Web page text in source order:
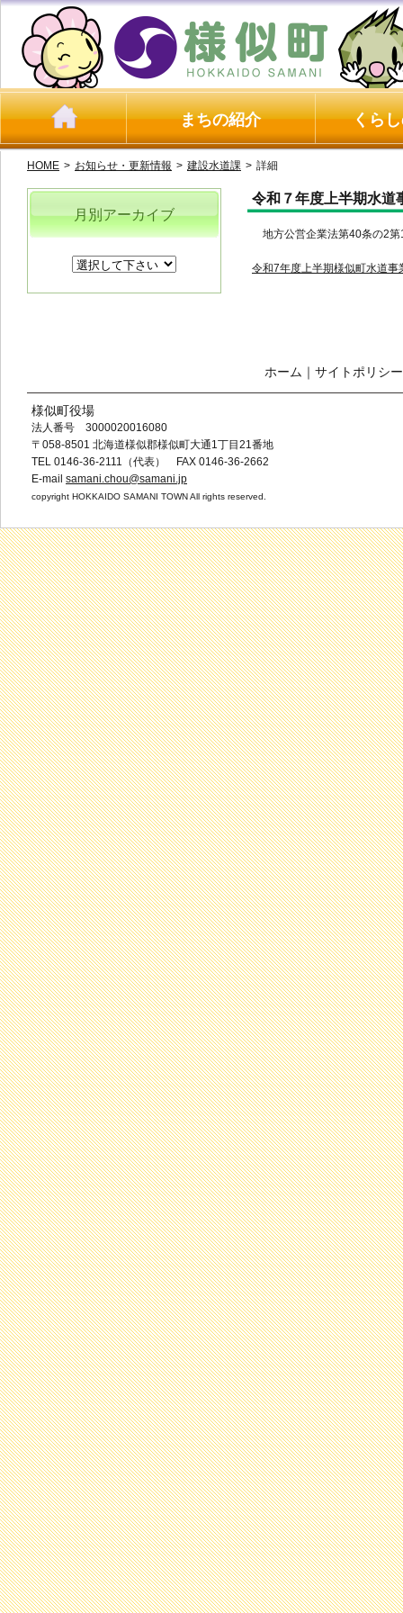
まちの紹介 くら
HOME > お知らせ・更新情報 > 建設水道課 > 詳細
令和７年度上半期水道
地方公営企業法第40条の2第
令和7年度上半期様似町水道事
月別アーカイブ
ホーム ｜ サイトポリシー
様似町役場
法人番号 3000020016080
〒058-8501 北海道様似郡様似町大通1丁目21番地
TEL 0146-36-2111（代表） FAX 0146-36-2662
E-mail samani.chou@samani.jp
copyright HOKKAIDO SAMANI TOWN All rights reserved.